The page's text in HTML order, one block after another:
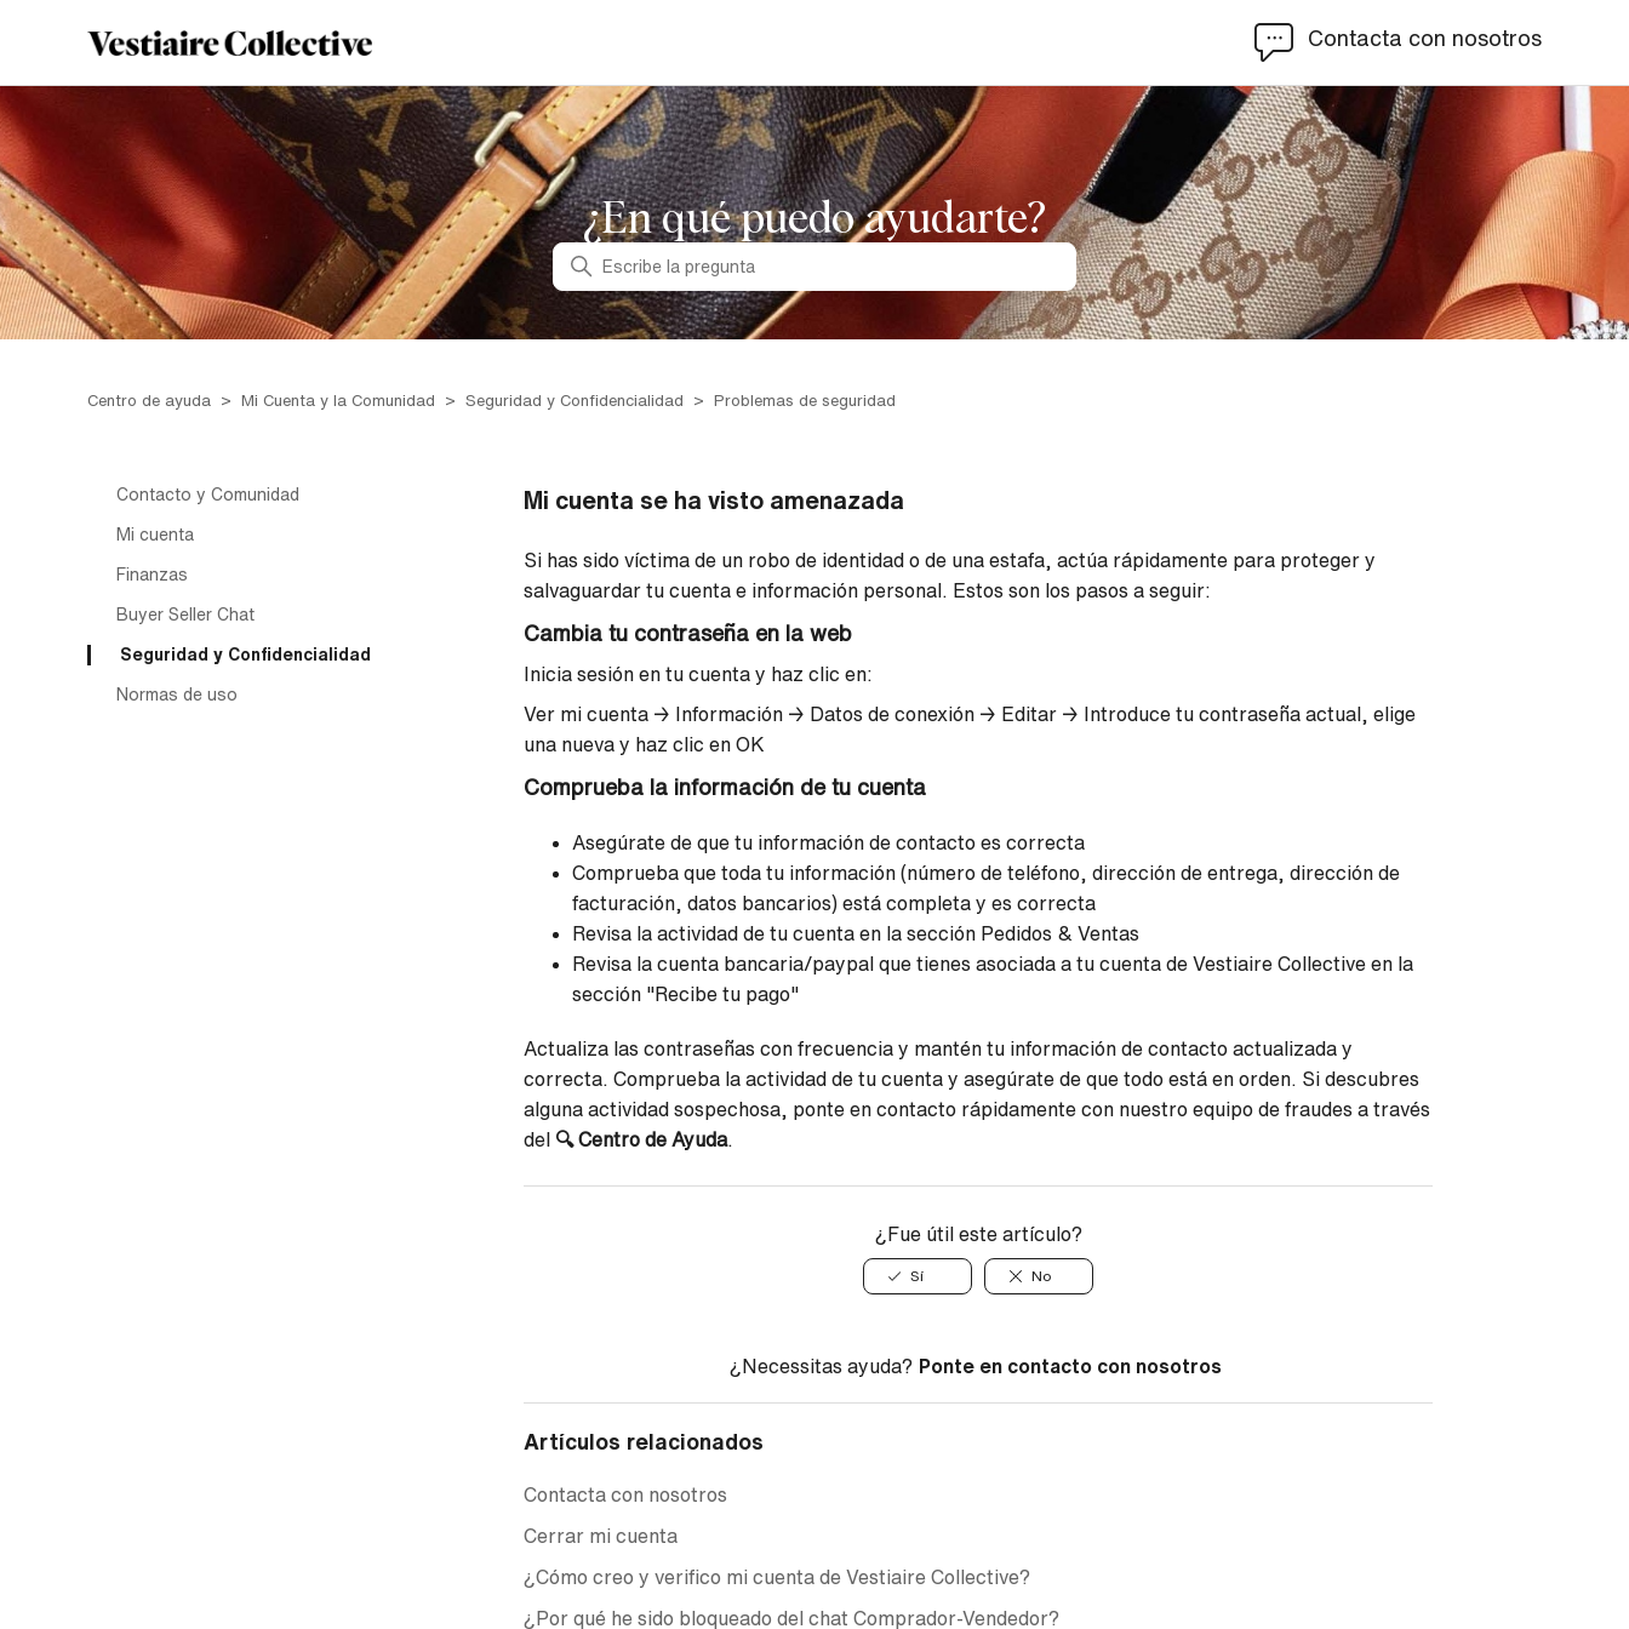
Contacta con nosotros
¿En qué puedo ayudarte?
Búsqueda
Centro de ayuda Mi Cuenta y la Comunidad Seguridad y Confidencialidad Problemas de seguridad
Contacto y Comunidad
Mi cuenta
Finanzas
Buyer Seller Chat
Seguridad y Confidencialidad
Normas de uso
Mi cuenta se ha visto amenazada
Si has sido víctima de un robo de identidad o de una estafa, actúa rápidamente para proteger y
salvaguardar tu cuenta e información personal. Estos son los pasos a seguir:
Cambia tu contraseña en la web
Inicia sesión en tu cuenta y haz clic en:
Ver mi cuenta → Información → Datos de conexión → Editar → Introduce tu contraseña actual, elige
una nueva y haz clic en OK
Comprueba la información de tu cuenta
Asegúrate de que tu información de contacto es correcta
Comprueba que toda tu información (número de teléfono, dirección de entrega, dirección de
facturación, datos bancarios) está completa y es correcta
Revisa la actividad de tu cuenta en la sección Pedidos & Ventas
Revisa la cuenta bancaria/paypal que tienes asociada a tu cuenta de Vestiaire Collective en la
sección "Recibe tu pago"
Actualiza las contraseñas con frecuencia y mantén tu información de contacto actualizada y
correcta. Comprueba la actividad de tu cuenta y asegúrate de que todo está en orden. Si descubres
alguna actividad sospechosa, ponte en contacto rápidamente con nuestro equipo de fraudes a través
del 🔍 Centro de Ayuda
¿Fue útil este artículo?
Sí No
¿Necessitas ayuda? Ponte en contacto con nosotros
Artículos relacionados
Contacta con nosotros
Cerrar mi cuenta
¿Cómo creo y verifico mi cuenta de Vestiaire Collective?
¿Por qué he sido bloqueado del chat Comprador-Vendedor?